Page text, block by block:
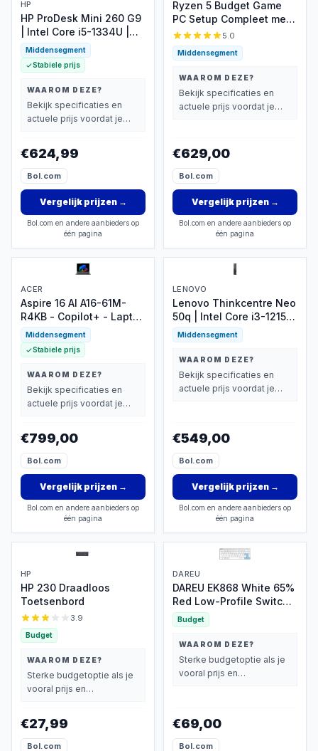
HP
HP ProDesk Mini 260 G9
| Intel Core i5-1334U |
16GB RAM | 512GB SSD |
W11 Professional | Incl
toetsenbord en muis
Middensegment
Stabiele prijs
WAAROM DEZE?
Bekijk specificaties en
actuele prijs voordat je
€624,99
Bol.com
Vergelijk prijzen→
Bol.com en andere aanbieders op
één pagina
Ryzen 5 Budget Game
PC Setup Compleet met
24" Gaming Monitor,
Toetsenbord, Muis,
Headset en
Muismat|500GB
5.0
Middensegment
WAAROM DEZE?
Bekijk specificaties en
actuele prijs voordat je
€629,00
Bol.com
Vergelijk prijzen→
Bol.com en andere aanbieders op
één pagina
ACER
Aspire 16 AI A16-61M-
R4KB - Copilot+ - Laptop
- 16 inch 120Hz - AMD
Ryzen AI 5 - 16GB -
512GB SSD - Verlicht
toetsenbord - Grijs
Middensegment
Stabiele prijs
WAAROM DEZE?
Bekijk specificaties en
actuele prijs voordat je
€799,00
Bol.com
Vergelijk prijzen→
Bol.com en andere aanbieders op
één pagina
LENOVO
Lenovo Thinkcentre Neo
50q | Intel Core i3-1215U
| 8GB RAM | 256GB SSD |
W11 Pro | Mini PC met
toetsenbord en muis
Middensegment
WAAROM DEZE?
Bekijk specificaties en
actuele prijs voordat je
€549,00
Bol.com
Vergelijk prijzen→
Bol.com en andere aanbieders op
één pagina
HP
HP 230 Draadloos
Toetsenbord
3.9
Budget
WAAROM DEZE?
Sterke budgetoptie als je
vooral prijs en
€27,99
Bol.com
DAREU
DAREU EK868 White 65%
Red Low-Profile Switch
Bluetooth Engels
Mechanisch Gaming
Toetsenbord
Budget
WAAROM DEZE?
Sterke budgetoptie als je
vooral prijs en
€69,00
Bol.com